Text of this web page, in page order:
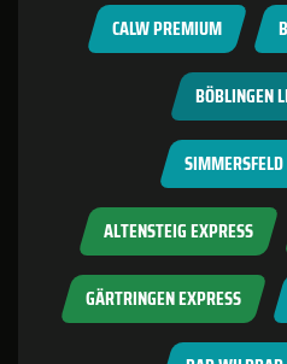
CALW PREMIUM
BÖBLINGEN
ALTENSTEIG EXPRESS
GÄRTRINGEN EXPRESS